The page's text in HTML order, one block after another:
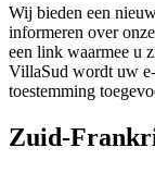
Wij bieden een
informeren over
een link waarmee u
VillaSud wordt uw
toestemming
Zuid-